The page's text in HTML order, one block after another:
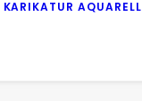
AQUARELL